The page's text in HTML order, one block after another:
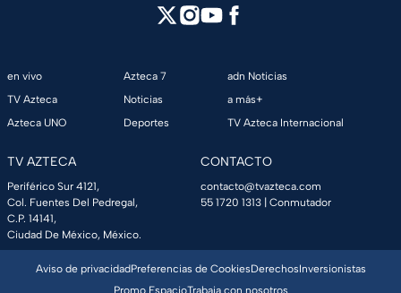
en vivo
TV Azteca
Azteca UNO
Azteca 7
Noticias
Deportes
adn Noticias
a más+
TV Azteca Internacional
TV AZTECA
Periférico Sur 4121,
Col. Fuentes Del Pedregal,
C.P. 14141,
Ciudad De México, México.
CONTACTO
contacto@tvazteca.com
55 1720 1313 | Conmutador
Aviso de privacidadPreferencias de CookiesDerechosInversionistas
Promo EspacioTrabaja con nosotros